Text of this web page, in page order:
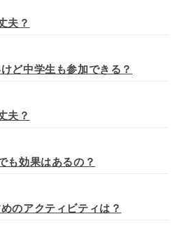
夫？
ど中学生も参加できる？
夫？
も効果はあるの？
のアクティビティは？